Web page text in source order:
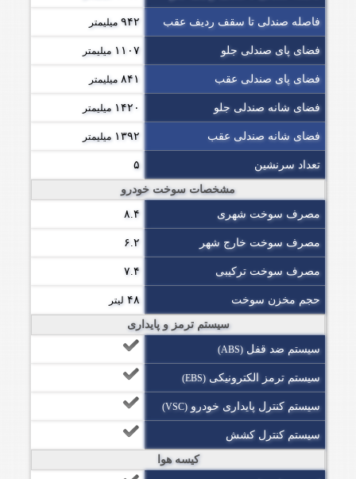
فاصله صندلی تا سقف ردیف عقب ۹۴۲ میلیمتر
فضای پای صندلی جلو ۱۱۰۷ میلیمتر
فضای پای صندلی عقب ۸۴۱ میلیمتر
فضای شانه صندلی جلو ۱۴۲۰ میلیمتر
فضای شانه صندلی عقب ۱۳۹۲ میلیمتر
تعداد سرنشین ۵
مشخصات سوخت خودرو
مصرف سوخت شهری ۸.۴
مصرف سوخت خارج شهر ۶.۲
مصرف سوخت ترکیبی ۷.۴
حجم مخزن سوخت ۴۸ لیتر
سیستم ترمز و پایداری
سیستم ضد قفل (ABS)
سیستم ترمز الکترونیکی (EBS)
سیستم کنترل پایداری خودرو (VSC)
سیستم کنترل کشش
کیسه هوا